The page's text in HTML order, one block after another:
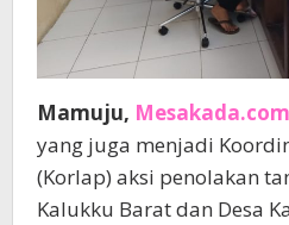
Mamuju, Mesakada.com
yang juga menjadi
(Korlap) aksi penolakan
Kalukku Barat dan Desa